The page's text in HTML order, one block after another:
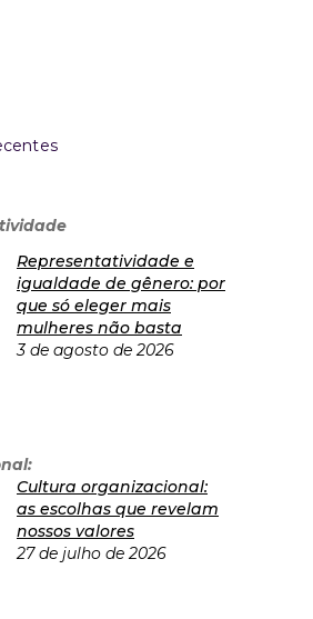
Representatividade e
igualdade de gênero: por
que só eleger mais
mulheres não basta
3 de agosto de 2026
Cultura organizacional:
as escolhas que revelam
nossos valores
27 de julho de 2026